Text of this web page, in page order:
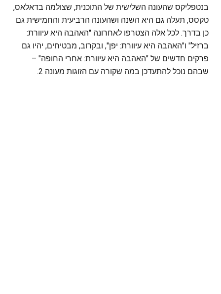
בנטפליקס שהעונה השלישית של התוכנית, שצולמה בדאלאס,
טקסס, תעלה גם היא השנה ושהעונה הרביעית והחמישית גם
כן בדרך. לכל אלה הצטרפו לאחרונה "האהבה היא עיוורת:
ברזיל" ו"האהבה היא עיוורת: יפן", ובקרוב, מבטיחים, יהיו גם
פרקים חדשים של "האהבה היא עיוורת: אחרי החופה" –
שבהם נוכל להתעדכן במה שקורה עם הזוגות מעונה 2.